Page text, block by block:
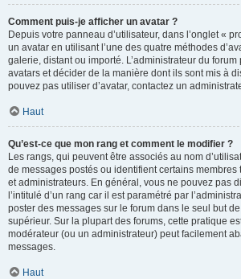
Comment puis-je afficher un avatar ?
Depuis votre panneau d’utilisateur, dans l’onglet «
un avatar en utilisant l’une des quatre méthodes
galerie, distant ou importé. L’administrateur du
avatars et décider de la manière dont ils sont mis à
pouvez pas utiliser d’avatar, contactez un
Haut
Qu’est-ce que mon rang et comment le modifier ?
Les rangs, qui peuvent être associés au nom
de messages postés ou identifient certains
et administrateurs. En général, vous ne pouvez pas
l’intitulé d’un rang car il est paramétré par
poster des messages sur le forum dans le seul but
supérieur. Sur la plupart des forums, cette pratique
modérateur (ou un administrateur) peut facilement
messages.
Haut